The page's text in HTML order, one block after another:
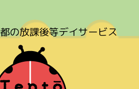
の放課後等デイサービス